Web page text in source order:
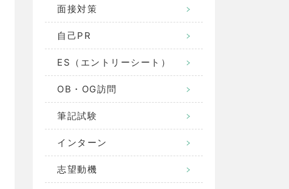
面接対策
自己PR
ES（エントリーシート）
OB・OG訪問
筆記試験
インターン
志望動機